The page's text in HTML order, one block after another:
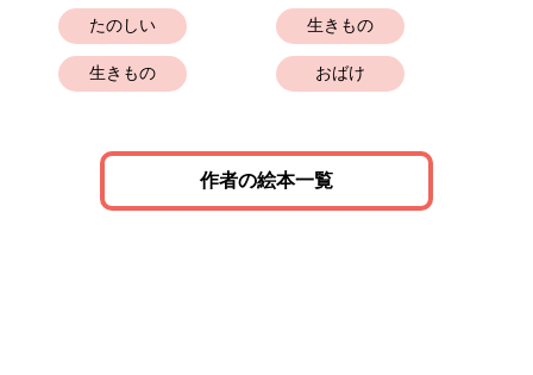
たのしい
生きもの
生きもの
おばけ
作者の絵本一覧